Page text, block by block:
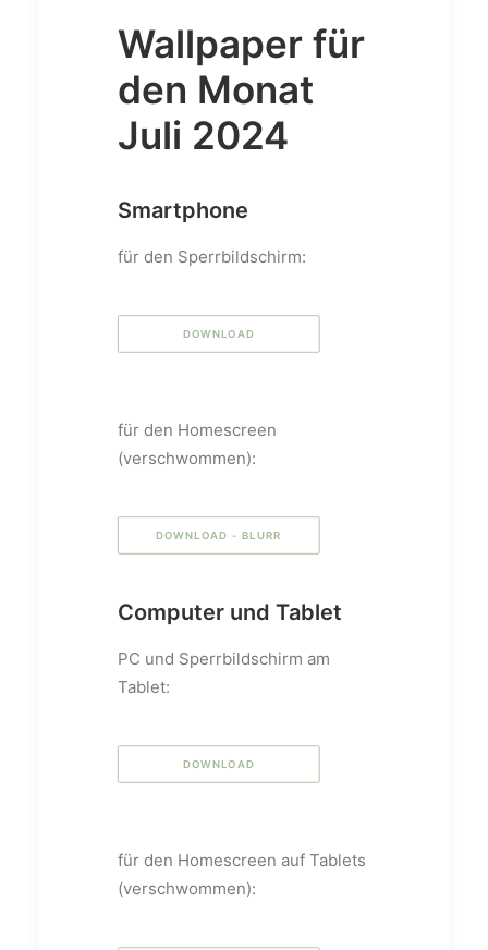
Wallpaper für
den Monat
Juli 2024
Smartphone
für den Sperrbildschirm:
DOWNLOAD
für den Homescreen
(verschwommen):
DOWNLOAD - BLURR
Computer und Tablet
PC und Sperrbildschirm am
Tablet:
DOWNLOAD
für den Homescreen auf Tablets
(verschwommen):